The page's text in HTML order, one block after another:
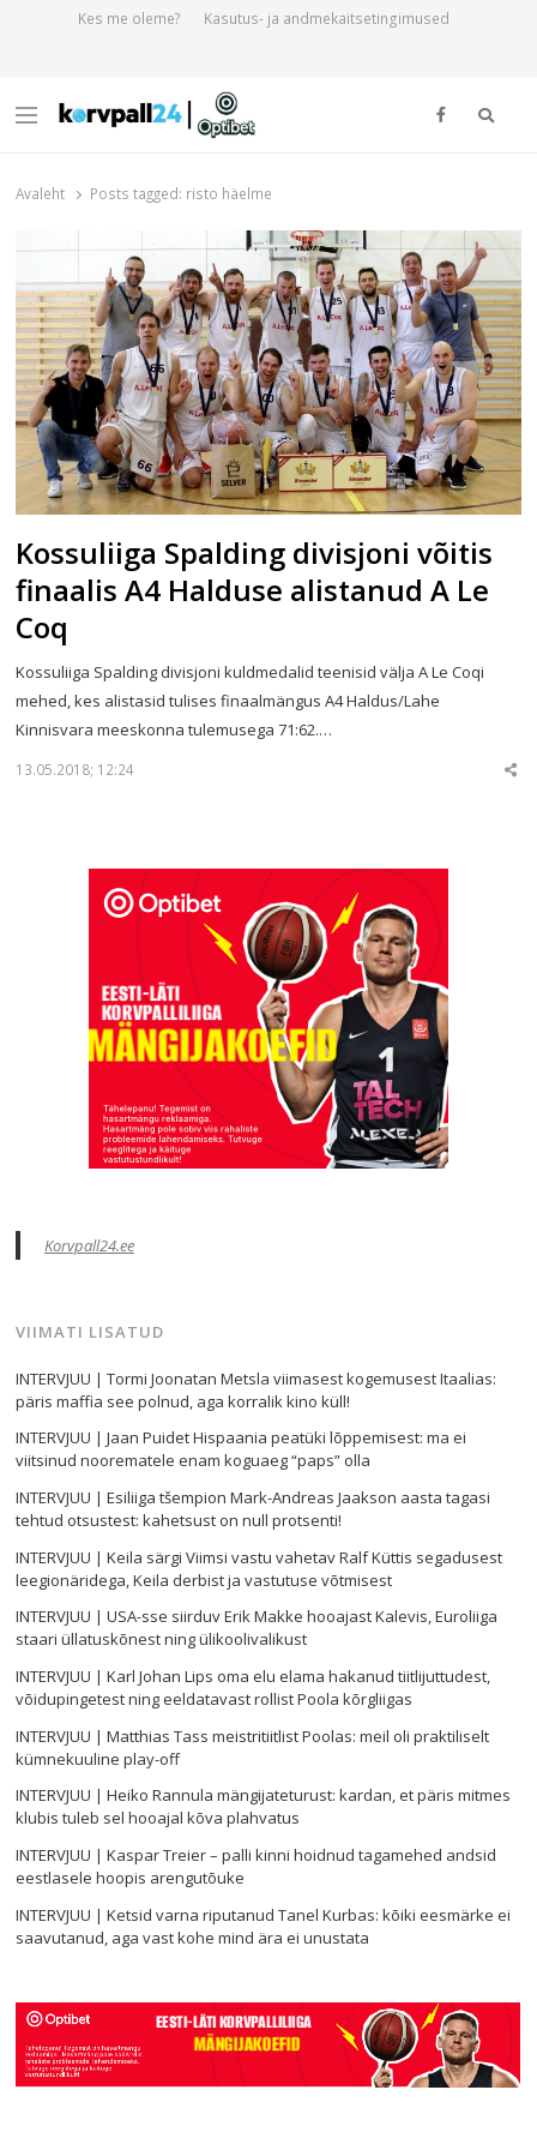
Kes me oleme? Kasutus- ja andmekaitsetingimused
Menu Otsi
Avaleht Posts tagged: risto häelme
Kossuliiga Spalding divisjoni võitis
finaalis A4 Halduse alistanud A Le
Coq
Kossuliiga Spalding divisjoni kuldmedalid teenisid välja A Le Coqi
mehed, kes alistasid tulises finaalmängus A4 Haldus/Lahe
Kinnisvara meeskonna tulemusega 71:62.…
13.05.2018; 12:24
Korvpall24.ee
VIIMATI LISATUD
INTERVJUU | Tormi Joonatan Metsla viimasest kogemusest Itaalias:
päris maffia see polnud, aga korralik kino küll!
INTERVJUU | Jaan Puidet Hispaania peatüki lõppemisest: ma ei
viitsinud noorematele enam koguaeg “paps” olla
INTERVJUU | Esiliiga tšempion Mark-Andreas Jaakson aasta tagasi
tehtud otsustest: kahetsust on null protsenti!
INTERVJUU | Keila särgi Viimsi vastu vahetav Ralf Küttis segadusest
leegionäridega, Keila derbist ja vastutuse võtmisest
INTERVJUU | USA-sse siirduv Erik Makke hooajast Kalevis, Euroliiga
staari üllatuskõnest ning ülikoolivalikust
INTERVJUU | Karl Johan Lips oma elu elama hakanud tiitlijuttudest,
võidupingetest ning eeldatavast rollist Poola kõrgliigas
INTERVJUU | Matthias Tass meistritiitlist Poolas: meil oli praktiliselt
kümnekuuline play-off
INTERVJUU | Heiko Rannula mängijateturust: kardan, et päris mitmes
klubis tuleb sel hooajal kõva plahvatus
INTERVJUU | Kaspar Treier – palli kinni hoidnud tagamehed andsid
eestlasele hoopis arengutõuke
INTERVJUU | Ketsid varna riputanud Tanel Kurbas: kõiki eesmärke ei
saavutanud, aga vast kohe mind ära ei unustata